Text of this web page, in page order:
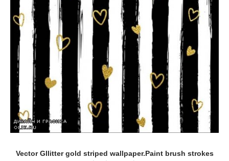
Vector Gllitter gold striped wallpaper.Paint brush strokes